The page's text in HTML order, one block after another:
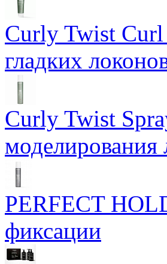
Curly Twist
гладких
Curly Twist
моделирования
PERFECT
фиксации